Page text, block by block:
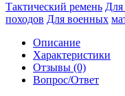
Тактический ремень Для
походов Для военных
Описание
Характеристики
Отзывы (0)
Вопрос/Ответ